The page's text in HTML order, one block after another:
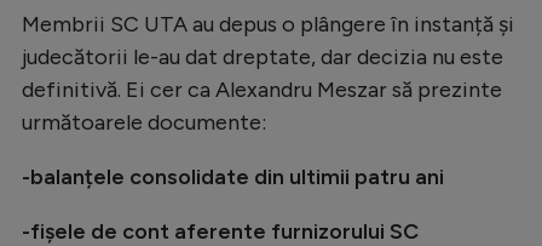
Membrii SC UTA au depus o plângere în instanță și
judecătorii le-au dat dreptate, dar decizia nu este
definitivă. Ei cer ca Alexandru Meszar să prezinte
următoarele documente:
-balanțele consolidate din ultimii patru ani
-fișele de cont aferente furnizorului SC